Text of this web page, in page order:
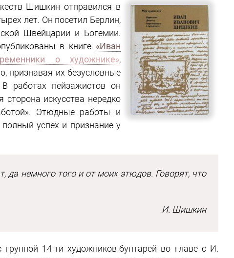
Шишкин отправился в
лет. Он посетил Берлин,
Швейцарии и Богемии.
в книге «Иван
о художнике»,
признавая их безусловные
работах пейзажистов он
сторона искусства нередко
Этюдные работы и
успех и признание у
да немного того и от моих этюдов. Говорят, что
И. Шишкин
14-ти художников-бунтарей во главе с И.